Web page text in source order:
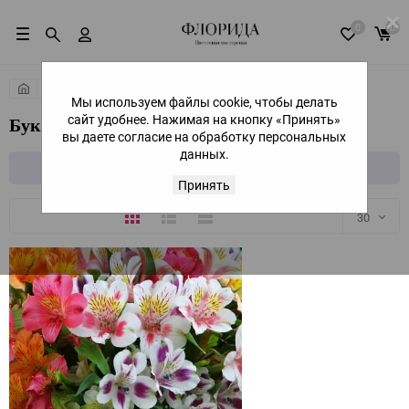
×
Мы используем файлы cookie, чтобы делать
сайт удобнее. Нажимая на кнопку «Принять»
вы даете согласие на обработку персональных
данных.
Принять
0
Букеты с Альстромериями
ПлиткаПодробноКомпактно 30